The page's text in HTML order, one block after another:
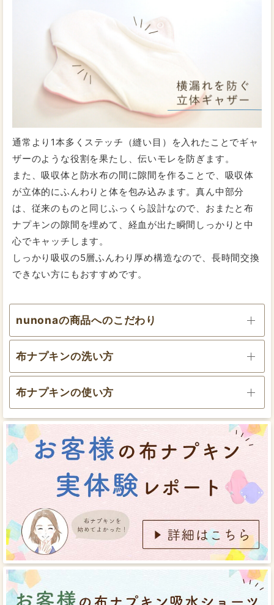
布ナプキンにしてから、冷えやムレ、においが気になら
なくなりました。つけ心地もふんわり気持ちいいです。
生理の負担が軽くなりました。この商品以外にも、軽い
日用など他の商品も試して、少しずつ布ナプキンの割合
を増やしていきたいと思います。
2020/12/20
投稿者：ゆったんさん
おすすめレベル：★★★★★
凄く良かった
生理痛が酷くて量も多かったのですが、布ナプキンに替
えてから量も減り暖かいので生理痛も和らぎました。
匂いも気にならなくなり、びっくりです。
デザインや、色も可愛いのばかりで買う時はかなり迷い
ます！
2020/11/11 投稿者：すさん
おすすめレベル：★★★★★
尿もれパッドとしてお試しに普通用と量多め用と両方買
いました。
量が多いのは暑苦しいかなと思ってましたが気になりま
せん。
程度なのでとりあえずは普通の量用で良いかなとは思い
ますが交互につかってます。
肌触りが良いので年中使えます。
2020/10/14 投稿者：メープルさん
おすすめレベル： ★★★★☆
素早い発送で商品にも満足しています。
布ナプキンは初めてだけど今後もお世話になると思いま
す。
身近な人にも勧めたいです。
もう少し料金が安ければより手に取りやすいと思いまし
た。
ふわふわな肌触りと伝い漏れなどの安心感が抜群です。
ありがとうございました。
通常より1本多くステッチ（縫い目）を入れたことでギャ
ザーのような役割を果たし、伝いモレを防ぎます。
また、吸収体と防水布の間に隙間を作ることで、吸収体
が立体的にふんわりと体を包み込みます。真ん中部分
は、従来のものと同じふっくら設計なので、おまたと布
ナプキンの隙間を埋めて、経血が出た瞬間しっかりと中
心でキャッチします。
しっかり吸収の5層ふんわり厚め構造なので、長時間交換
できない方にもおすすめです。
nunonaの商品へのこだわり
世界基準GOTS認定オーガニックコットンを使用
直接肌に着けるので安心できる素材を使いたいという想
いから、生地にはとことんこだわりました。肌面には
GOTS認証の生地のみを使用しています。
ふわふわで気持ちのいい着け心地
布ナプキンの洗い方
使用前は折りたたんでポーチに入れて。使用後は折り
たたんで、ジップロックのような密閉できる容器に入
れておきます。
使用後交換する時に、汚れた部分にアルカリウォッシ
ュを溶かした水をかけておくと、汚れが落ちやすくな
ります。
布ナプキンの使い方
股部分が広くてフィット感のある下着を使います。
白いふわふわしている面を上にして下着の股部分に乗
せます。